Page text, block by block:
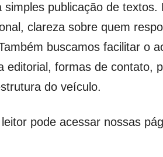
publicação de
clareza sobre quem
buscamos facilitar o
formas de contato,
do veículo.
pode acessar nossas